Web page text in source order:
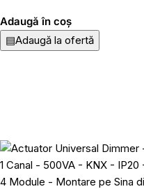
Adaugă în coș
▤Adaugă la ofertă